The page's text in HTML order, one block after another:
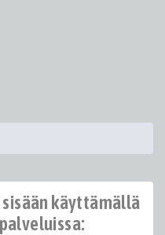
käyttämällä